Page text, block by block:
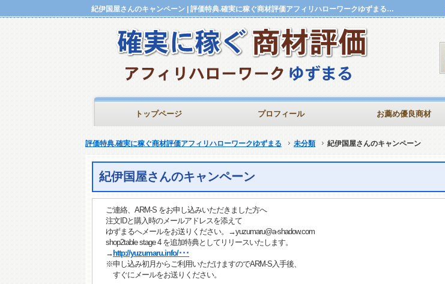
紀伊国屋さんのキャンペーン | 評価特典.確実に稼ぐ商材評価アフィリハローワークゆずまる評価特典.確実に稼ぐ商材評価アフィリハローワークゆずまる
トップページ プロフィール お薦め優良商材
評価特典.確実に稼ぐ商材評価アフィリハローワークゆずまる 未分類 紀伊国屋さんのキャンペーン
紀伊国屋さんのキャンペーン
ご連絡、ARM-S をお申し込みいただきました方へ
注文IDと購入時のメールアドレスを添えて
ゆずまるへメールをお送りください。→yuzumaru@a-shadow.com
shop2table stage 4 を追加特典としてリリースいたします。
→ http://yuzumaru.info/･･･
※申し込み初月からご利用いただけますのでARM-S入手後、
すぐにメールをお送りください。